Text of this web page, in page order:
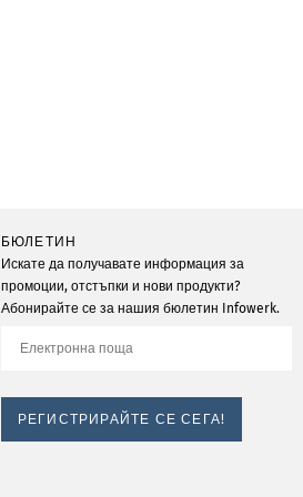
БЮЛЕТИН
Искате да получавате информация за
промоции, отстъпки и нови продукти?
Абонирайте се за нашия бюлетин Infowerk.
РЕГИСТРИРАЙТЕ СЕ СЕГА!